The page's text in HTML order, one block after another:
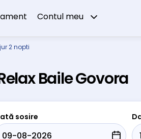
Contul meu
2 nopti
Baile Govora
sosire